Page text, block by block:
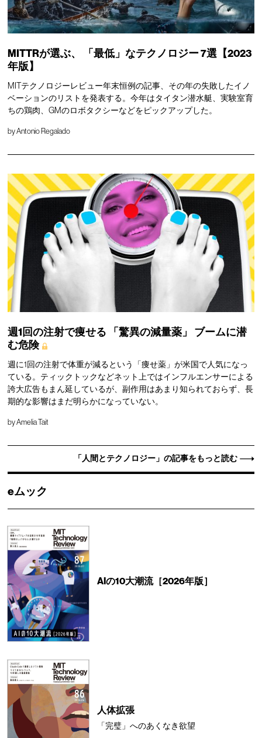
MITTRが選ぶ、 「最低」なテクノロジー7選【2023
年版】
MITテクノロジーレビュー年末恒例の記事、その年の失敗したイノ
ベーションのリストを発表する。今年はタイタン潜水艇、実験室育
ちの鶏肉、GMのロボタクシーなどをピックアップした。
byAntonio Regalado
週1回の注射で痩せる 「驚異の減量薬」
ブームに潜
む危険
週に1回の注射で体重が減るという「痩せ薬」が米国で人気になっ
ている。ティックトックなどネット上ではインフルエンサーによる
誇大広告もまん延しているが、副作用はあまり知られておらず、長
期的な影響はまだ明らかになっていない。
byAmelia Tait
「人間とテクノロジー」の記事をもっと読む
eムック
AIの10大潮流［2026年版］
人体拡張
「完璧」へのあくなき欲望